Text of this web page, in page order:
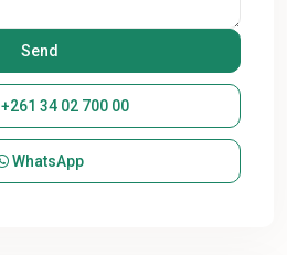
+261 34 02 700 00
WhatsApp